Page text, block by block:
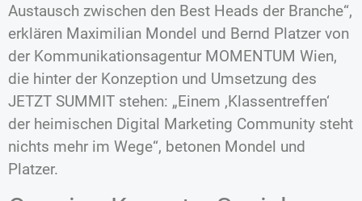
Austausch zwischen den Best Heads der Branche“,
erklären Maximilian Mondel und Bernd Platzer von
der Kommunikationsagentur MOMENTUM Wien,
die hinter der Konzeption und Umsetzung des
JETZT SUMMIT stehen: „Einem ‚Klassentreffen‘
der heimischen Digital Marketing Community steht
nichts mehr im Wege“, betonen Mondel und
Platzer.